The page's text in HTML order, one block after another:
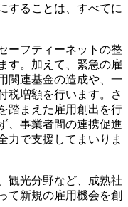
することは、すべてに
ーフティーネットの整
す。加えて、緊急の雇
関連基金の造成や、一
税増額を行います。さ
踏まえた雇用創出を行
、事業者間の連携促進
力で支援してまいりま
観光分野など、成熟社
て新規の雇用機会を創